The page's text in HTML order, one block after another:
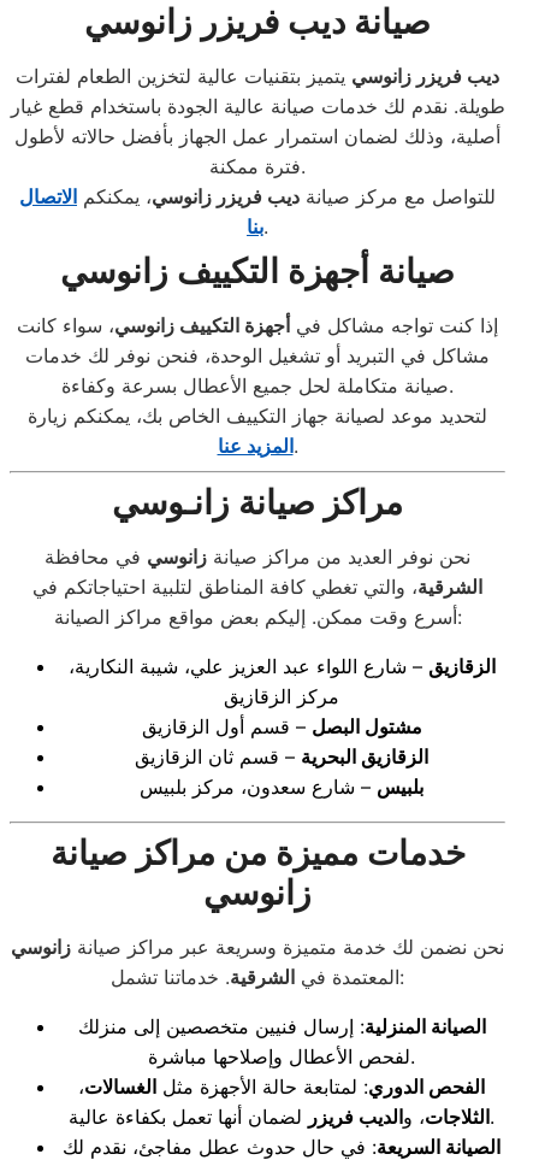
صيانة ديب فريزر زانوسي
ديب فريزر زانوسي يتميز بتقنيات عالية لتخزين الطعام لفترات
طويلة. نقدم لك خدمات صيانة عالية الجودة باستخدام قطع غيار
أصلية، وذلك لضمان استمرار عمل الجهاز بأفضل حالاته لأطول
فترة ممكنة.
للتواصل مع مركز صيانة ديب فريزر زانوسي، يمكنكم الاتصال
بنا.
صيانة أجهزة التكييف زانوسي
إذا كنت تواجه مشاكل في أجهزة التكييف زانوسي، سواء كانت
مشاكل في التبريد أو تشغيل الوحدة، فنحن نوفر لك خدمات
صيانة متكاملة لحل جميع الأعطال بسرعة وكفاءة.
لتحديد موعد لصيانة جهاز التكييف الخاص بك، يمكنكم زيارة
المزيد عنا.
مراكز صيانة زانـوسي
نحن نوفر العديد من مراكز صيانة زانوسي في محافظة
الشرقية، والتي تغطي كافة المناطق لتلبية احتياجاتكم في
أسرع وقت ممكن. إليكم بعض مواقع مراكز الصيانة:
الزقازيق – شارع اللواء عبد العزيز علي، شيبة النكارية،
مركز الزقازيق
مشتول البصل – قسم أول الزقازيق
الزقازيق البحرية – قسم ثان الزقازيق
بلبيس – شارع سعدون، مركز بلبيس
خدمات مميزة من مراكز صيانة
زانوسي
نحن نضمن لك خدمة متميزة وسريعة عبر مراكز صيانة زانوسي
المعتمدة في الشرقية . خدماتنا تشمل:
الصيانة المنزلية: إرسال فنيين متخصصين إلى منزلك
لفحص الأعطال وإصلاحها مباشرة.
الفحص الدوري: لمتابعة حالة الأجهزة مثل الغسالات،
الثلاجات، والديب فريزر
لضمان أنها تعمل بكفاءة عالية.
الصيانة السريعة: في حال حدوث عطل مفاجئ، نقدم لك